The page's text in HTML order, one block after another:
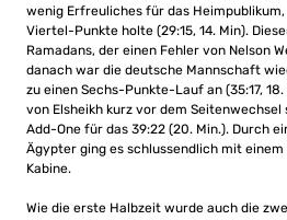
wenig Erfreuliches für das
Viertel-Punkte holte (29:15, 14. Min).
Ramadans, der einen Fehler von Nelson
danach war die deutsche Mannschaft
zu einen Sechs-Punkte-Lauf an (35:17,
von Elsheikh kurz vor dem
Add-One für das 39:22 (20. Min.). Durch
Ägypter ging es schlussendlich mit
Kabine.
Wie die erste Halbzeit wurde auch die